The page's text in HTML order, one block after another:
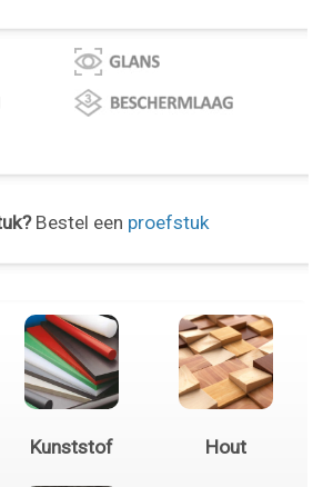
Bestel een proefstuk
Kunststof Hout